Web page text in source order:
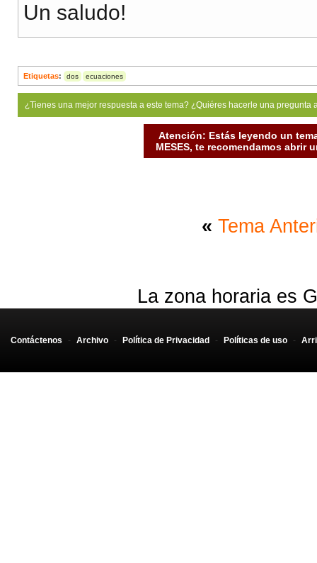
Un saludo!
Etiquetas: dos ecuaciones
¿Tienes una mejor respuesta a este tema? ¿Quiéres hacerle una
Atención: Estás leyendo un
MESES, te recomendamos abrir
« Tema
La zona horaria es
Contáctenos - Archivo - Política de Privacidad - Políticas de uso -